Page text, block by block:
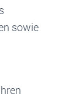
sowie